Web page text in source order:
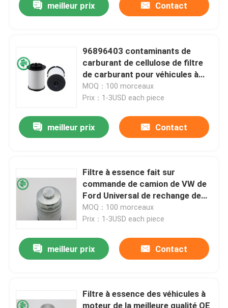
meilleur prix Contact
96896403 contaminants de
carburant de cellulose de filtre
de carburant pour véhicules à
moteur d'Opel pour le GM
Chevrolet
MOQ：100 morceaux
Prix：1-3USD each piece
meilleur prix Contact
Filtre à essence fait sur
commande de camion de VW de
Ford Universal de rechange de
filtre à essence d'IFILTER
Volkswagen
MOQ：100 morceaux
Prix：1-3USD each piece
meilleur prix Contact
Filtre à essence des véhicules à
moteur de la meilleure qualité OE